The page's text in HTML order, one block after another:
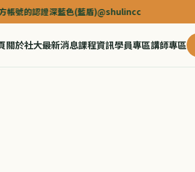
號的認證深藍色(藍盾)@shulincc
關於社大最新消息課程資訊學員專區講師專區